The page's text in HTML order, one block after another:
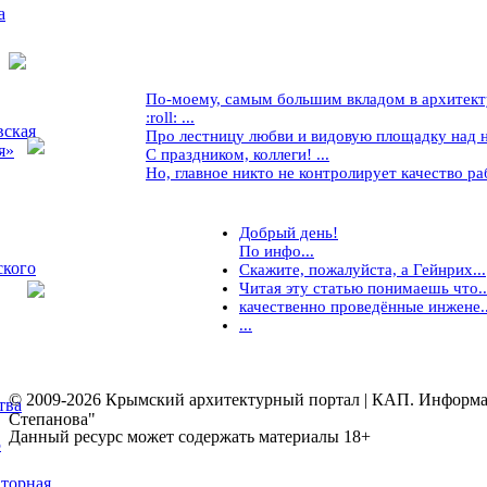
По-моему, самым большим вкладом в
:roll: ...
Про лестницу любви и видовую площадку над
С праздником, коллеги! ...
Но, главное никто не контролирует качество
Добрый день!
По инфо...
Скажите, пожалуйста, а Гейнрих...
Читая эту статью понимаешь
качественно проведённые
...
© 2009-2026 Крымский архитектурный портал | КАП.
Степанова"
Данный ресурс может содержать материалы 18+